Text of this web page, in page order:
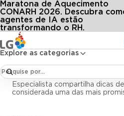
Explore as categorias
Maratona de Aquecimento
CONARH 2026. Descubra
agentes de IA estão
transformando o RH.
Conteúdos Blog LG
Profissional de RH: como se destacar em um
Gestão de
Profissional de RH:
mercado de rápidas
Especialista compartilha dicas
considerada uma das mais